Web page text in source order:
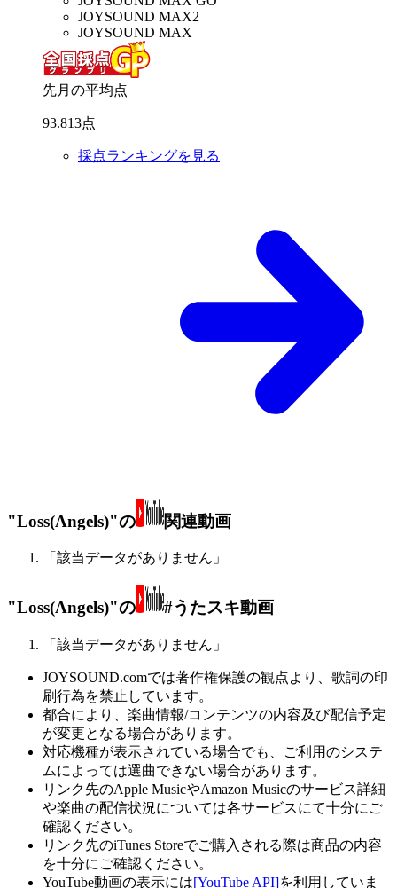
JOYSOUND MAX2
JOYSOUND MAX
先月の平均点
93.813点
採点ランキングを見る
"Loss(Angels)"の 関連動画
「該当データがありません」
"Loss(Angels)"の #うたスキ動画
「該当データがありません」
JOYSOUND.comでは著作権保護の観点より、歌詞の印
刷行為を禁止しています。
都合により、楽曲情報/コンテンツの内容及び配信予定
が変更となる場合があります。
対応機種が表示されている場合でも、ご利用のシステ
ムによっては選曲できない場合があります。
リンク先のApple MusicやAmazon Musicのサービス詳細
や楽曲の配信状況については各サービスにて十分にご
確認ください。
リンク先のiTunes Storeでご購入される際は商品の内容
を十分にご確認ください。
YouTube動画の表示には[YouTube API]を利用していま